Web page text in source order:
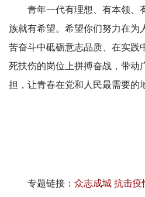
青年一代有理想、有本领、
族就有希望。希望你们努力在为
苦奋斗中砥砺意志品质、在实践
死扶伤的岗位上拼搏奋战，带动
担，让青春在党和人民最需要的
专题链接： 众志成城 抗击疫